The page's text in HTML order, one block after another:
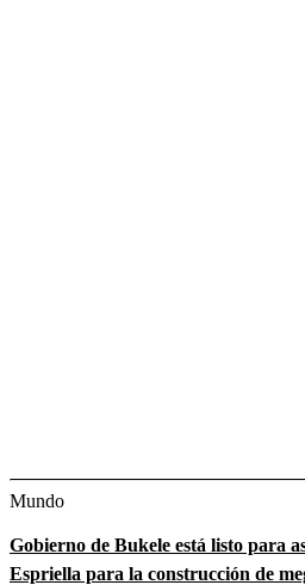
Mundo
Gobierno de Bukele está listo para
Espriella para la construcción de